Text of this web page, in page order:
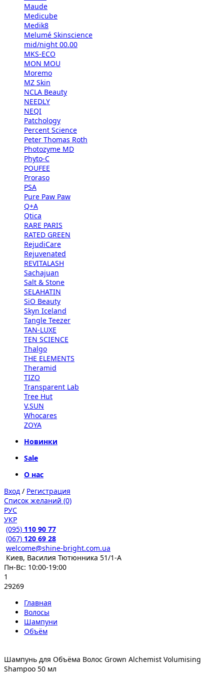
Maude
Medicube
Medik8
Melumé Skinscience
mid/night 00.00
MKS-ECO
MON MOU
Moremo
MZ Skin
NCLA Beauty
NEEDLY
NEQI
Patchology
Percent Science
Peter Thomas Roth
Photozyme MD
Phyto-C
POUFEE
Proraso
PSA
Pure Paw Paw
Q+A
Qtica
RARE PARIS
RATED GREEN
RejudiCare
Rejuvenated
REVITALASH
Sachajuan
Salt & Stone
SELAHATIN
SiO Beauty
Skyn Iceland
Tangle Teezer
TAN-LUXE
TEN SCIENCE
Thalgo
THE ELEMENTS
Theramid
TIZO
Transparent Lab
Tree Hut
V.SUN
Whocares
ZOYA
Новинки
Sale
О нас
Вход / Регистрация
Список желаний (0)
РУС
УКР
(095) 110 90 77
(067) 120 69 28
welcome@shine-bright.com.ua
Киев, Василия Тютюнника 51/1-А
Пн-Вс: 10:00-19:00
1
29269
Главная
Волосы
Шампуни
Объём
Шампунь для Объёма Волос Grown Alchemist Volumising
Shampoo 50 мл